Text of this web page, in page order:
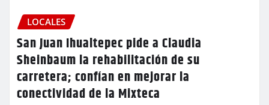
LOCALES
San Juan Ihualtepec pide a Claudia
Sheinbaum la rehabilitación de su
carretera; confían en mejorar la
conectividad de la Mixteca